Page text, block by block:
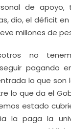
de
dio, el déficit
millones de
no
pagando
lo que son
lo que da el
estado
la paga la